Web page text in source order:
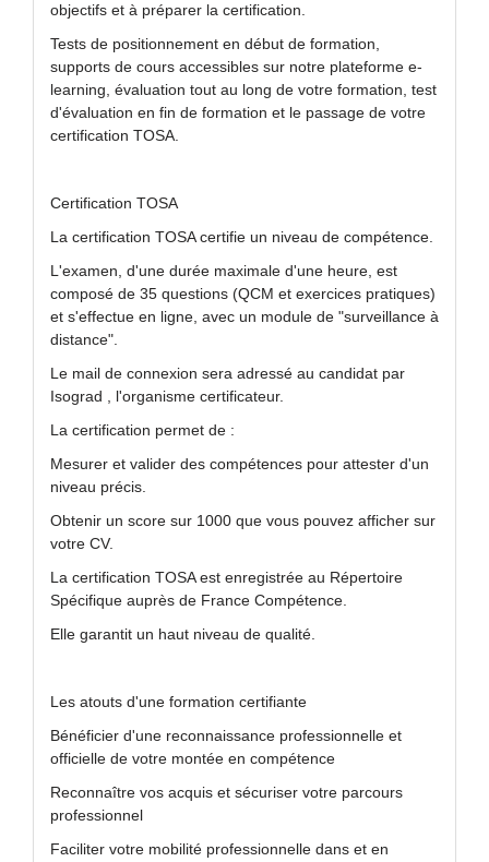
objectifs et à préparer la certification.
Tests de positionnement en début de formation,
supports de cours accessibles sur notre plateforme e-
learning, évaluation tout au long de votre formation, test
d'évaluation en fin de formation et le passage de votre
certification TOSA.
Certification TOSA
La certification TOSA certifie un niveau de compétence.
L'examen, d'une durée maximale d'une heure, est
composé de 35 questions (QCM et exercices pratiques)
et s'effectue en ligne, avec un module de "surveillance à
distance".
Le mail de connexion sera adressé au candidat par
Isograd , l'organisme certificateur.
La certification permet de :
Mesurer et valider des compétences pour attester d'un
niveau précis.
Obtenir un score sur 1000 que vous pouvez afficher sur
votre CV.
La certification TOSA est enregistrée au Répertoire
Spécifique auprès de France Compétence.
Elle garantit un haut niveau de qualité.
Les atouts d'une formation certifiante
Bénéficier d'une reconnaissance professionnelle et
officielle de votre montée en compétence
Reconnaître vos acquis et sécuriser votre parcours
professionnel
Faciliter votre mobilité professionnelle dans et en